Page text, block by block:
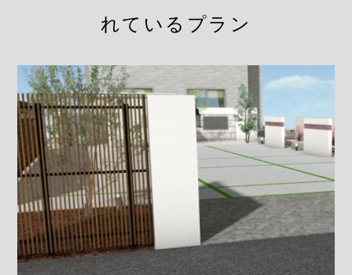
れているプラン